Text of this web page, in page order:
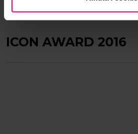
ICON AWARD 2016